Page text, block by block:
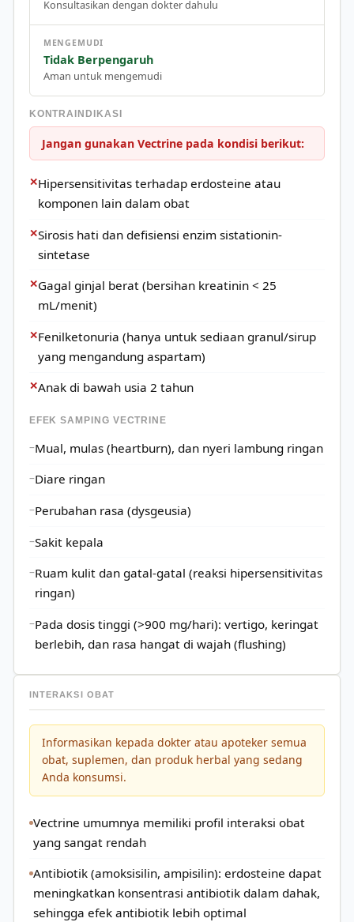
Konsultasikan dengan dokter dahulu
MENGEMUDI
Tidak Berpengaruh
Aman untuk mengemudi
KONTRAINDIKASI
Jangan gunakan Vectrine pada kondisi berikut:
✕Hipersensitivitas terhadap erdosteine atau
komponen lain dalam obat
✕Sirosis hati dan defisiensi enzim sistationin-
sintetase
✕Gagal ginjal berat (bersihan kreatinin < 25
mL/menit)
✕Fenilketonuria (hanya untuk sediaan granul/sirup
yang mengandung aspartam)
✕Anak di bawah usia 2 tahun
EFEK SAMPING VECTRINE
Mual, mulas (heartburn), dan nyeri lambung ringan
Diare ringan
Perubahan rasa (dysgeusia)
Sakit kepala
Ruam kulit dan gatal-gatal (reaksi hipersensitivitas
ringan)
Pada dosis tinggi (>900 mg/hari): vertigo, keringat
berlebih, dan rasa hangat di wajah (flushing)
INTERAKSI OBAT
Informasikan kepada dokter atau apoteker semua
obat, suplemen, dan produk herbal yang sedang
Anda konsumsi.
Vectrine umumnya memiliki profil interaksi obat
yang sangat rendah
Antibiotik (amoksisilin, ampisilin): erdosteine dapat
meningkatkan konsentrasi antibiotik dalam dahak,
sehingga efek antibiotik lebih optimal